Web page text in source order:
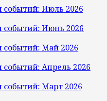
Июль 2026
Июнь 2026
Май 2026
Апрель 2026
Март 2026